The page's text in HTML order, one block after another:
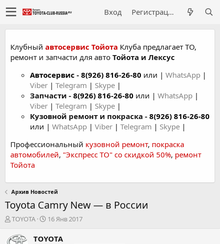
Вход Регистрация
Клубный автосервис Тойота Клуба предлагает ТО,
ремонт и запчасти для авто Тойота и Лексус
Автосервис - 8(926) 816-26-80 или | WhatsApp |
Viber | Telegram | Skype |
Запчасти - 8(926) 816-26-80 или | WhatsApp |
Viber | Telegram | Skype |
Кузовной ремонт и покраска - 8(926) 816-26-80
или | WhatsApp | Viber | Telegram | Skype |
Профессиональный кузовной ремонт, покраска
автомобилей, "Экспресс ТО" со скидкой 50%, ремонт
Тойота
Архив Новостей
Toyota Camry New — в России
А
т
TOYOTA
Д
т
16 Янв 2017
TOYOTA